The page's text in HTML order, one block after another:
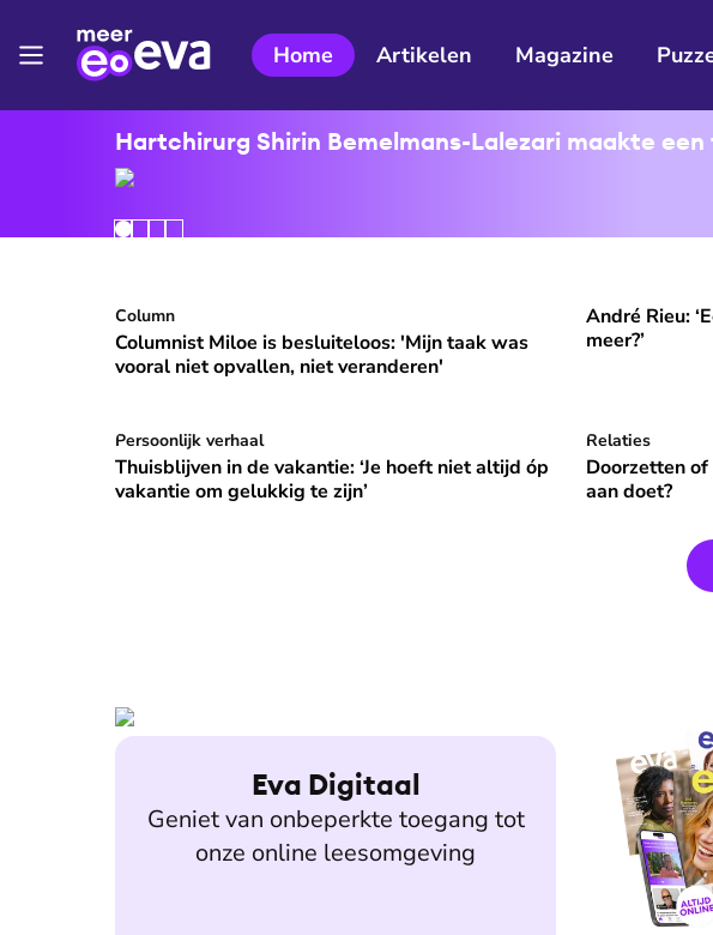
Home Artikelen Magazine
Hartchirurg Shirin Bemelmans-Lalezari maakte
Columnist Miloe is besluiteloos: 'Mijn taak was vooral niet opvallen,
⭐ Premium
Column
Columnist Miloe is besluiteloos: 'Mijn taak was
vooral niet opvallen, niet veranderen'
André Rieu:
⭐ Premium
André Rieu:
meer?’
Thuisblijven in de vakantie: ‘Je hoeft niet altijd óp vakantie om gelukkig
Persoonlijk verhaal
Thuisblijven in de vakantie: ‘Je hoeft niet altijd óp
vakantie om gelukkig te zijn’
Doorzetten of
⭐
Relaties
Doorzetten
aan doet?
Eva Digitaal
Geniet van onbeperkte toegang tot
onze online leesomgeving